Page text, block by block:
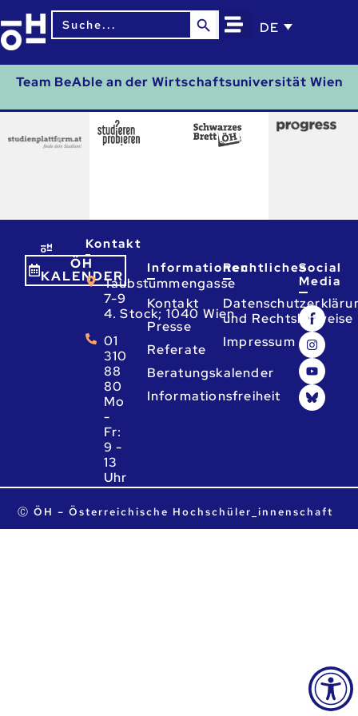
Search
for:
Search Button
DE
Team BeAble an der Wirtschaftsuniversität Wien
ÖH
KALENDER
Kontakt
Taubstummengasse
7-9
4. Stock; 1040 Wien
01
310
88
80
Mo
-
Fr:
9 -
13
Uhr
ta.ca.heo@heo
Informationen
Kontakt
Presse
Referate
Beratungskalender
Informationsfreiheit
Rechtliches
und Rechtshinweise
Impressum
Social
Media
Ⓒ ÖH – Österreichische Hochschüler_innenschaft